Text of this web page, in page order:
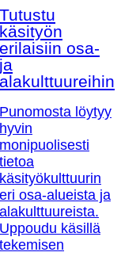
Tutustu
käsityön
erilaisiin osa-
ja
alakulttuureihin!
Punomosta löytyy
hyvin
monipuolisesti
tietoa
käsityökulttuurin
eri osa-alueista ja
alakulttuureista.
Uppoudu käsillä
tekemisen